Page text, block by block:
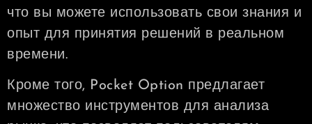
что вы можете использовать свои знания и
опыт для принятия решений в реальном
времени.
Кроме того, Pocket Option предлагает
множество инструментов для анализа